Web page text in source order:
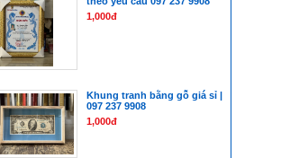
1,000đ
Khung tranh bằng gỗ giá sỉ |
097 237 9908
1,000đ